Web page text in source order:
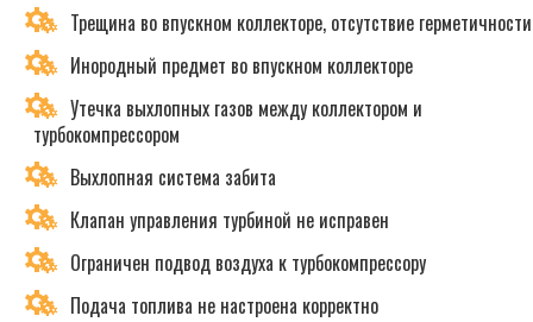
Трещина во впускном коллекторе, отсутствие герметичности
Инородный предмет во впускном коллекторе
Утечка выхлопных газов между коллектором и
турбокомпрессором
Выхлопная система забита
Клапан управления турбиной не исправен
Ограничен подвод воздуха к турбокомпрессору
Подача топлива не настроена корректно